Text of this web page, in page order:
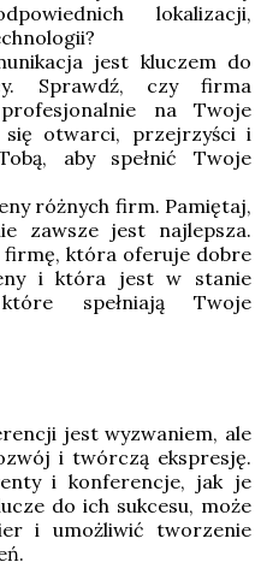
lokalizacji,
jest kluczem do
Sprawdź, czy firma
na Twoje
się otwarci, przejrzyści i
aby spełnić Twoje
różnych firm. Pamiętaj,
zawsze jest najlepsza.
firmę, która oferuje dobre
i która jest w stanie
spełniają Twoje
jest wyzwaniem, ale
i twórczą ekspresję.
i konferencje, jak je
do ich sukcesu, może
i umożliwić tworzenie